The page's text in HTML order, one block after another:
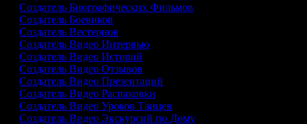
Создатель Биографических Фильмов
Создатель Боевиков
Создатель Вестернов
Создатель Видео Интервью
Создатель Видео Историй
Создатель Видео Отзывов
Создатель Видео Презентаций
Создатель Видео Распаковки
Создатель Видео Уроков Танцев
Создатель Видео Экскурсий по Дому